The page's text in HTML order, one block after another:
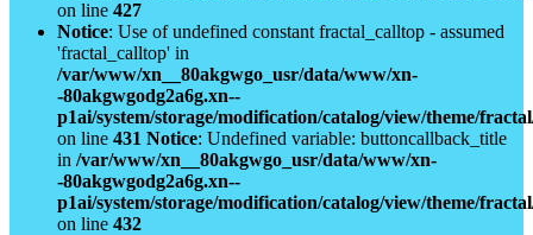
on line 427
Notice: Use of undefined constant fractal_calltop - assumed
'fractal_calltop' in
/var/www/xn__80akgwgo_usr/data/www/xn-
-80akgwgodg2a6g.xn--
p1ai/system/storage/modification/catalog/view/theme/
on line 431 Notice: Undefined variable: buttoncallback_title
in /var/www/xn__80akgwgo_usr/data/www/xn-
-80akgwgodg2a6g.xn--
p1ai/system/storage/modification/catalog/view/theme/
on line 432